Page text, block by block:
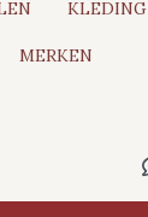
KLEDING
MERKEN